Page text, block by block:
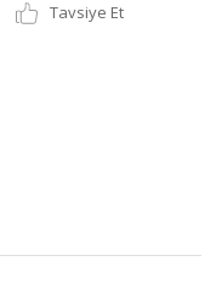
Tavsiye Et